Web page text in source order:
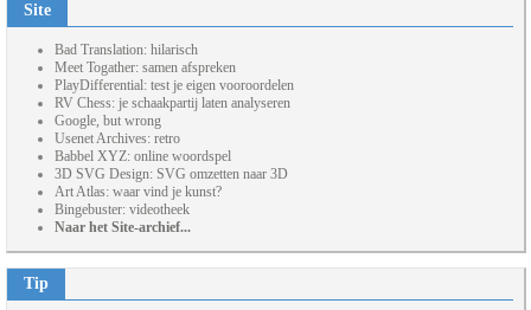
Site
Bad Translation: hilarisch
Meet Togather: samen afspreken
PlayDifferential: test je eigen vooroordelen
RV Chess: je schaakpartij laten analyseren
Google, but wrong
Usenet Archives: retro
Babbel XYZ: online woordspel
3D SVG Design: SVG omzetten naar 3D
Art Atlas: waar vind je kunst?
Bingebuster: videotheek
Naar het Site-archief...
Tip